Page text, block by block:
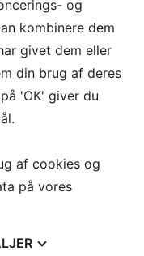
eines Casinos
dessen, in wie weit
hält zahlreiche
bevor die
ohne
og
kombinere dem
givet dem eller
din brug af deres
'OK' giver du
af cookies og
på vores